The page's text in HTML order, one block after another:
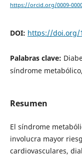
https://orcid.org/0009-
DOI: https://doi.org/
Palabras clave:
síndrome
Resumen
El síndrome
involucra mayor
cardiovasculares,